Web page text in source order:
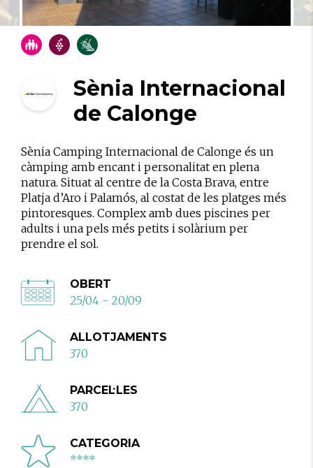
Sènia Internacional
de Calonge
Sènia Camping Internacional de Calonge és un
càmping amb encant i personalitat en plena
natura. Situat al centre de la Costa Brava, entre
Platja d’Aro i Palamós, al costat de les platges més
pintoresques. Complex amb dues piscines per
adults i una pels més petits i solàrium per
prendre el sol.
OBERT
25/04 - 20/09
ALLOTJAMENTS
370
PARCEL·LES
370
CATEGORIA
****